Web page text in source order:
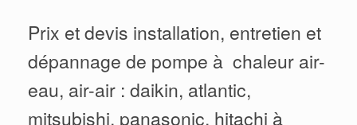
Prix et devis installation, entretien et
dépannage de pompe à chaleur air-
eau, air-air : daikin, atlantic,
mitsubishi, panasonic, hitachi à